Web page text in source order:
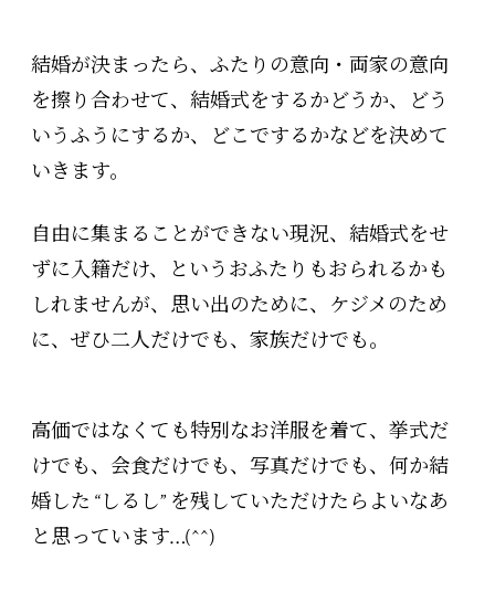
結婚が決まったら、ふたりの意向・両家の意向
を擦り合わせて、結婚式をするかどうか、どう
いうふうにするか、どこでするかなどを決めて
いきます。
自由に集まることができない現況、結婚式をせ
ずに入籍だけ、というおふたりもおられるかも
しれませんが、思い出のために、ケジメのため
に、ぜひ二人だけでも、家族だけでも。
高価ではなくても特別なお洋服を着て、挙式だ
けでも、会食だけでも、写真だけでも、 何か結
婚した “しるし” を残していただけたらよいなあ
と思っています…(^^)